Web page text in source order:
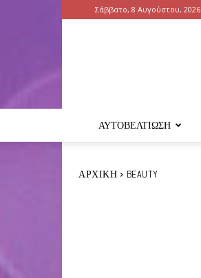
Σάββατο, 8 Αυγούστου, 2026
ΑΥΤΟΒΕΛΤΊΩΣΗ
ΑΡΧΙΚΉ BEAUTY